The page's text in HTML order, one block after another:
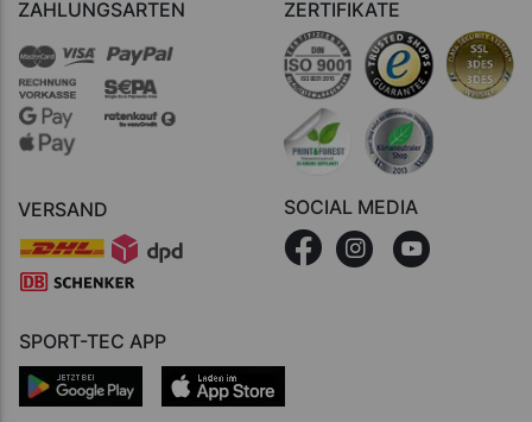
ZAHLUNGSARTEN
VERSAND
ZERTIFIKATE
SOCIAL MEDIA
SPORT-TEC APP